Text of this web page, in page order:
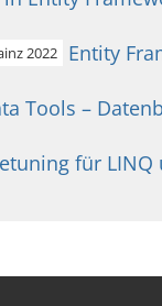
2022 Entity
Tools –
für LINQ